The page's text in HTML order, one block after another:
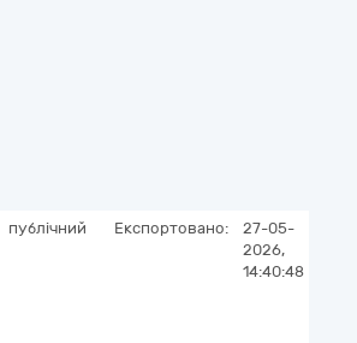
публічний Експортовано:
27-05-
2026,
14:40:48